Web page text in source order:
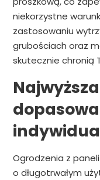
niekorzystne
zastosowaniu
grubościach oraz
skutecznie chronią
Ogrodzenia z
o długotrwałym